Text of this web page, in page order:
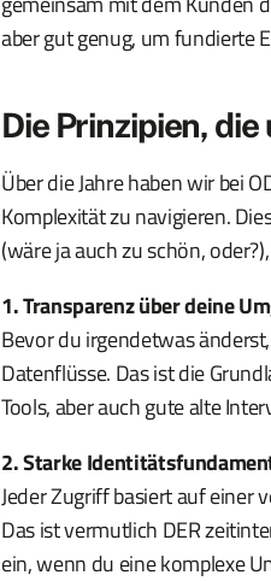
aber gut genug, um fundierte
Die Prinzipien,
Über die Jahre haben wir bei
Komplexität zu navigieren.
(wäre ja auch zu schön,
1. Transparenz über deine
Bevor du irgendetwas
Datenflüsse. Das ist die
Tools, aber auch gute alte
2. Starke
Jeder Zugriff basiert auf einer
Das ist vermutlich DER
ein, wenn du eine komplexe